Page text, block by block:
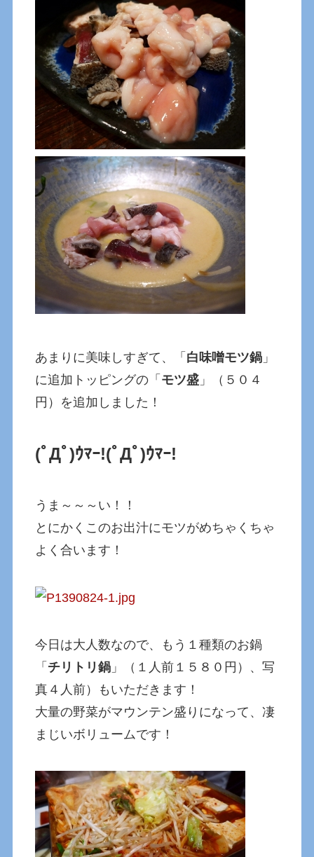
あまりに美味しすぎて、「 白味噌モツ鍋 」
に追加トッピングの「 モツ盛 」（５０４
円）を追加しました！
(ﾟДﾟ)ｳﾏｰ!(ﾟДﾟ)ｳﾏｰ!
うま～～～い！！
とにかくこのお出汁にモツがめちゃくちゃ
よく合います！
今日は大人数なので、もう１種類のお鍋
「 チリトリ鍋 」（１人前１５８０円）、写
真４人前）もいただきます！
大量の野菜がマウンテン盛りになって、凄
まじいボリュームです！